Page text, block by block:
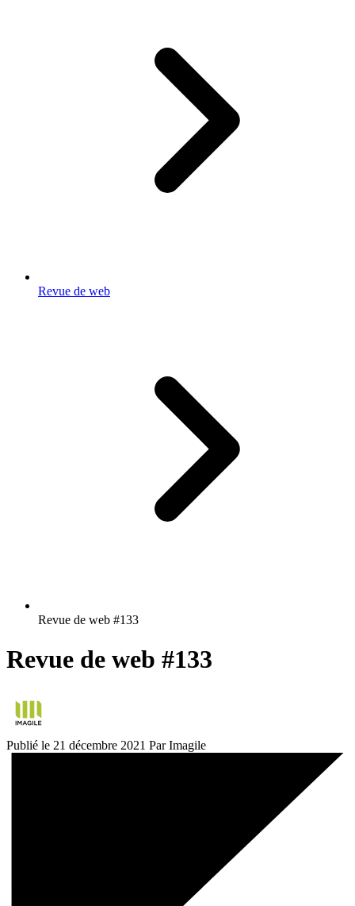
Revue de web
Revue de web #133
Revue de web #133
Publié le 21 décembre 2021 Par Imagile